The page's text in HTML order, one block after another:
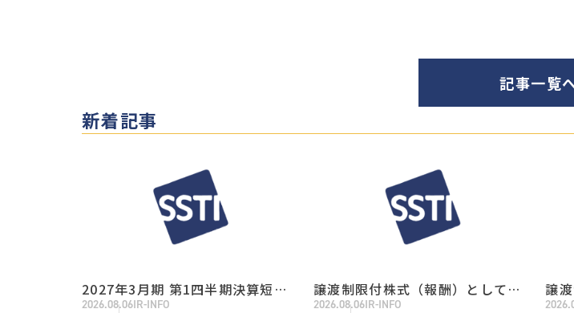
記事一覧
新着記事
2027年3月期 第1四半期決算短信
〔日本基準〕（連結）
2026.08.06IR-INFO
譲渡制限付株式（報酬）としての
自己株式の処分の払込完了に関す
2026.08.06IR-INFO
譲
自